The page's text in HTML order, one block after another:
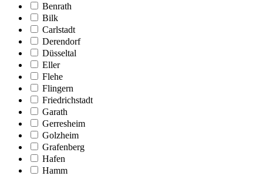
Benrath
Bilk
Carlstadt
Derendorf
Düsseltal
Eller
Flehe
Flingern
Friedrichstadt
Garath
Gerresheim
Golzheim
Grafenberg
Hafen
Hamm